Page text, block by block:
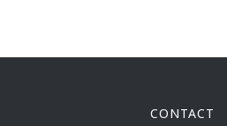
CONTACT